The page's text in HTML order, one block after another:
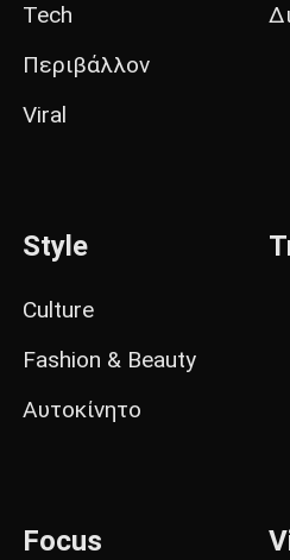
Tech
Περιβάλλον
Viral
Style
Culture
Fashion & Beauty
Αυτοκίνητο
Focus